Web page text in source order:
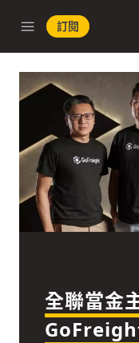
訂閱
快速連結
全聯當金